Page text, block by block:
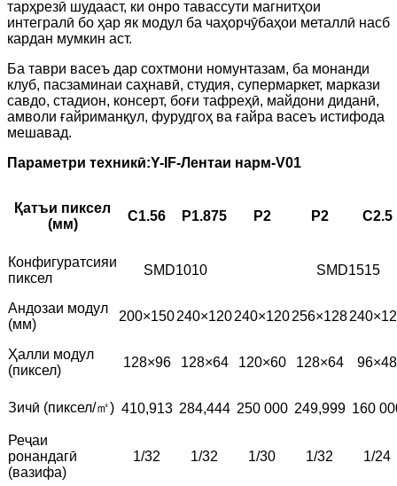
тарҳрезӣ шудааст, ки онро тавассути магнитҳои
интегралӣ бо ҳар як модул ба чаҳорчӯбаҳои металлӣ насб
кардан мумкин аст.
Ба таври васеъ дар сохтмони номунтазам, ба монанди
клуб, пасзаминаи саҳнавӣ, студия, супермаркет, маркази
савдо, стадион, консерт, боғи тафреҳӣ, майдони диданӣ,
амволи ғайриманқул, фурудгоҳ ва ғайра васеъ истифода
мешавад.
Параметри техникӣ:Y-IF-Лентаи нарм-V01
Қатъи пиксел
(мм)
С1.56 P1.875 P2 P2 С2.5
Конфигуратсияи
пиксел
SMD1010 SMD1515
Андозаи модул
(мм)
200×150240×120240×120256×128
Ҳалли модул
(пиксел)
128×96 128×64 120×60 128×64 96×48
Зичӣ (пиксел/㎡) 410,913 284,444 250 000 249,999 160
Реҷаи
ронандагӣ
(вазифа)
1/32 1/32 1/30 1/32 1/24